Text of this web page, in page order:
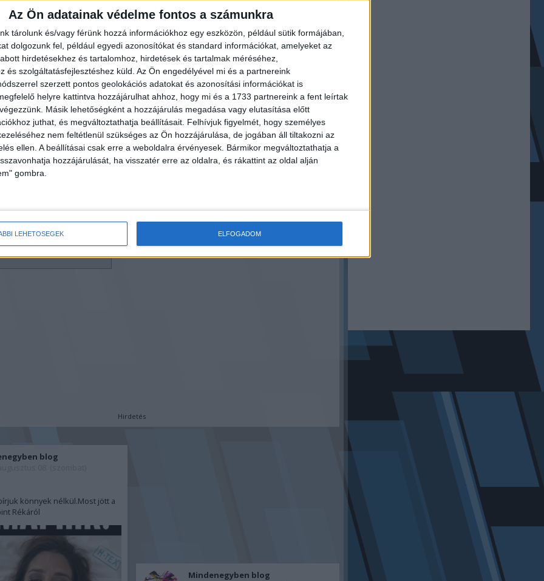
Az Ön adatainak védelme fontos a számunkra
tárolunk és/vagy férünk hozzá információkhoz egy eszközön, például sütik formájában,
dolgozunk fel, például egyedi azonosítókat és standard információkat, amelyeket az
hirdetésekhez és tartalomhoz, hirdetések és tartalmak méréséhez,
és szolgáltatásfejlesztéshez küld. Az Ön engedélyével mi és a partnereink
szerzett pontos geolokációs adatokat és azonosítási információkat is
helyre kattintva hozzájárulhat ahhoz, hogy mi és a 1733 partnereink a fent leírtak
Másik lehetőségként a hozzájárulás megadása vagy elutasítása előtt
juthat, és megváltoztathatja beállításait. Felhívjuk figyelmét, hogy személyes
nem feltétlenül szükséges az Ön hozzájárulása, de jogában áll tiltakozni az
ellen. A beállításai csak erre a weboldalra érvényesek. Bármikor megváltoztathatja a
hozzájárulását, ha visszatér erre az oldalra, és rákattint az oldal alján
gombra.
LEHETŐSÉGEK ELFOGADOM
Kinyomtatom képpel Kinyomtatom kép nélkül
KIZÁRÓLAG TÁJÉKOZTATÁSI CÉLOKAT SZOLGÁL, CÉLJA, HOGY ÁTFOGÓ
A KÖZELMÚLT ESEMÉNYEIRŐL, POLITIKAI ELFOGULTSÁGTÓL MENTESEN.
SZÁMÁRA FONTOS A KÜLÖNBÖZŐ NÉZŐPONTOK BEMUTATÁSA
HŰSÉGES KÖZVETÍTÉSE. KIEMELJÜK, HOGY A CIKK NEM HORDOZ
CÉLZATOT, NEM ÁLL EGYIK VAGY MÁSIK POLITIKAI ERŐ OLDALÁN, ÉS NEM
VAGY EGYÉB SZEMÉLYRE SZABOTT TANÁCSOKAT. OLVASÓINK SAJÁT
SZERINT ÉRTELMEZHETIK AZ ITT KÖZÖLT INFORMÁCIÓKAT, ÉS ENNEK
SEMMIFÉLE FELELŐSSÉGET NEM VÁLLALUNK AZ ESETLEGES
EREDŐ KÖVETKEZMÉNYEKÉRT.
Fontos pozíciókat
Következő cikk:
Nem várt fordulat ! Ukrajna győzött!
Hirdetés
blog
könnyek nélkül.Most jött a
Rékáról
Mindenegyben blog